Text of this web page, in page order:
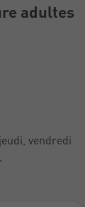
adultes
vendredi